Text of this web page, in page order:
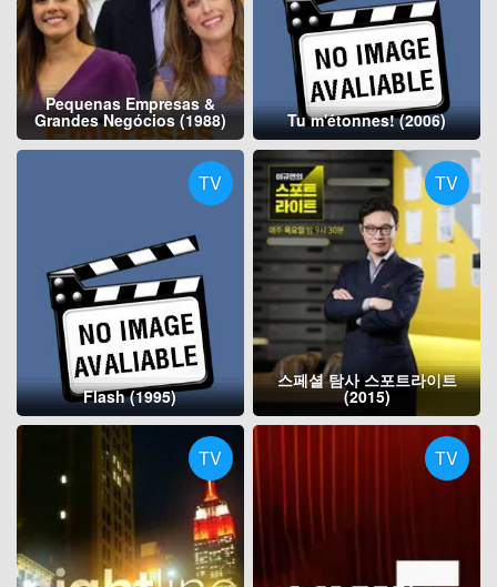
Pequenas Empresas &
Grandes Negócios (1988) Tu m'étonnes! (2006)
TV
Flash (1995)
TV
스페셜 탐사 스포트라이트
(2015)
TV TV